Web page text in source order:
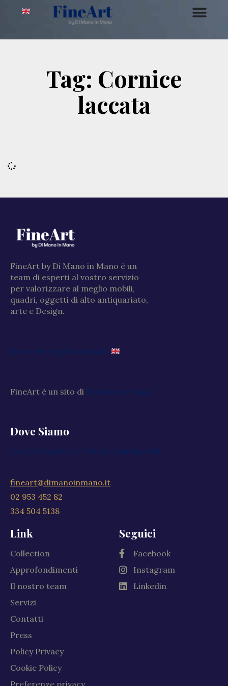
Tag: Cornice
laccata
FineArt by Di Mano in Mano è un
team di esperti al vostro servizio
per valorizzare al meglio mobili,
quadri, oggetti di alto antiquariato,
arte e Design.
Go to the English website
FineArt è un sito di Di Mano in Mano
Dove Siamo
Via XXV Aprile, 59, 20040 Cambiago MI
fineart@dimanoinmano.it
02 953 452 82
334 504 5138
Link
Collection
Approfondimenti
Il nostro team
Servizi
Contatti
Press
Policy Privacy
Cookie Policy
Seguici
Facebook
Instagram
Linkedin